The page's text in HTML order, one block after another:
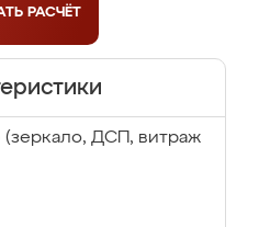
РАСЧЁТ
ДСП, витраж